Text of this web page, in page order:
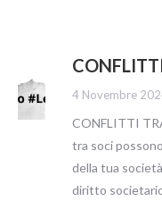
4 Novembre
CONFLITTI
tra soci
della tua
diritto